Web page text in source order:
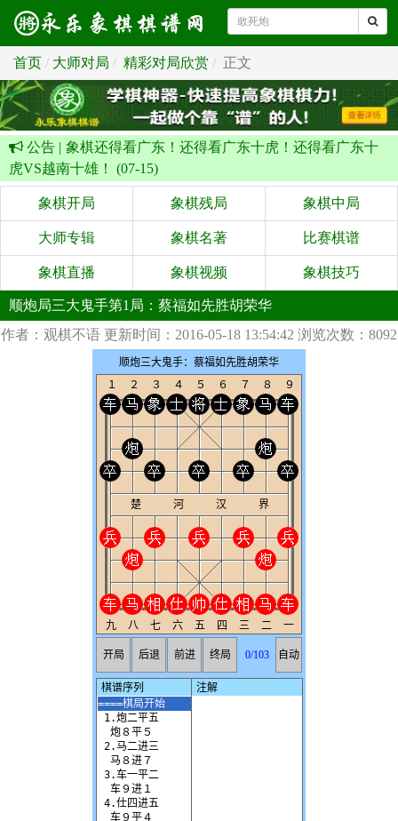
首页 大师对局 精彩对局欣赏 正文
公告 | 象棋还得看广东！还得看广东十虎！还得看广东十
虎VS越南十雄！ (07-15)
象棋开局 象棋残局 象棋中局
大师专辑 象棋名著 比赛棋谱
象棋直播 象棋视频 象棋技巧
顺炮局三大鬼手第1局：蔡福如先胜胡荣华
作者：观棋不语 更新时间：2016-05-18 13:54:42 浏览次数：8092